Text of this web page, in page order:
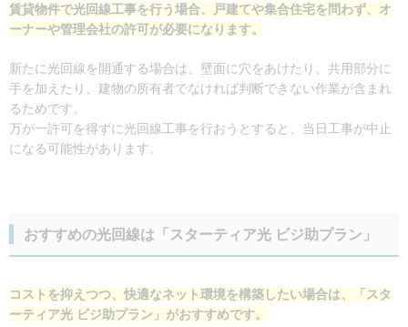
賃貸物件で光回線工事を行う場合、戸建てや集合住宅を問わず、オ
ーナーや管理会社の許可が必要になります。
新たに光回線を開通する場合は、壁面に穴をあけたり、共用部分に
手を加えたり、建物の所有者でなければ判断できない作業が含まれ
るためです。
万が一許可を得ずに光回線工事を行おうとすると、当日工事が中止
になる可能性があります。
おすすめの光回線は「スターティア光 ビジ助プラン」
コストを抑えつつ、快適なネット環境を構築したい場合は、「スタ
ーティア光 ビジ助プラン」がおすすめです。